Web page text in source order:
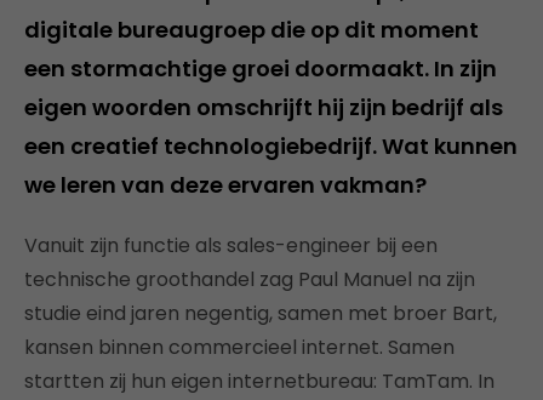
digitale bureaugroep die op dit moment
een stormachtige groei doormaakt. In zijn
eigen woorden omschrijft hij zijn bedrijf als
een creatief technologiebedrijf. Wat kunnen
we leren van deze ervaren vakman?
Vanuit zijn functie als sales-engineer bij een
technische groothandel zag Paul Manuel na zijn
studie eind jaren negentig, samen met broer Bart,
kansen binnen commercieel internet. Samen
startten zij hun eigen internetbureau: TamTam. In